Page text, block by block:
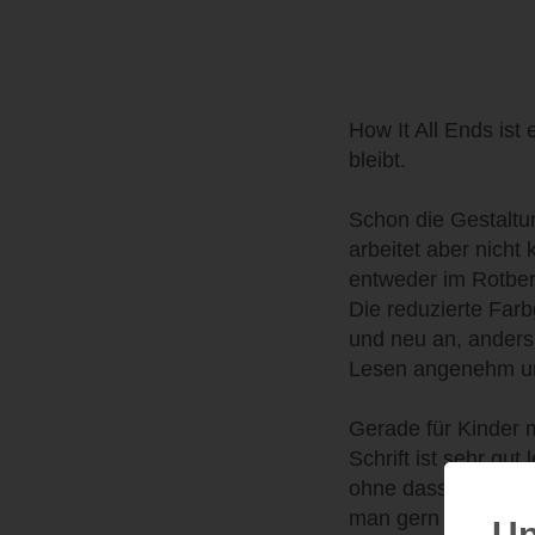
How It All Ends ist
bleibt.
Schon die
arbeitet aber nicht
entweder im
Die reduzierte
und neu an,
Lesen angenehm
Gerade für Kinder
Schrift ist sehr gut
ohne dass es
man gern